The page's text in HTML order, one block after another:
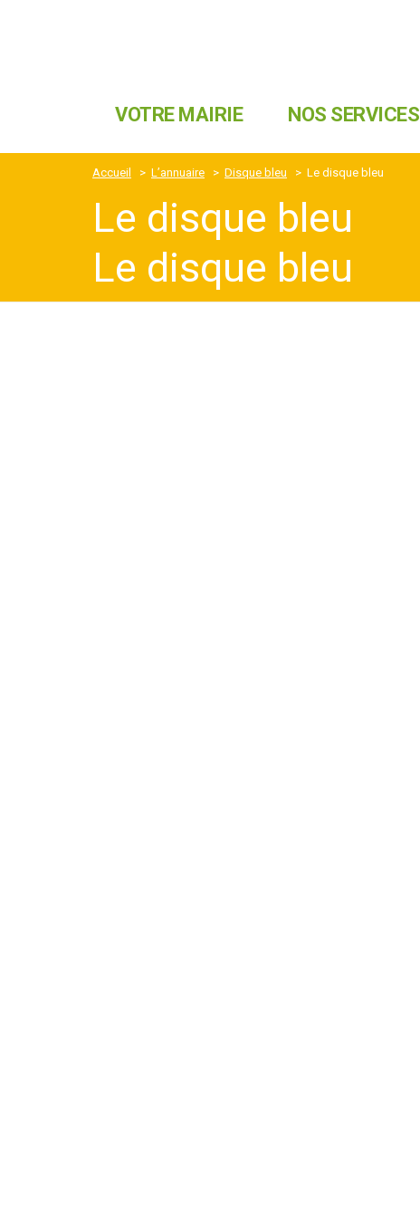
VOTRE MAIRIE NOS SERVICES
Accueil > L’annuaire > Disque bleu > Le disque bleu
Le disque bleu
Le disque bleu